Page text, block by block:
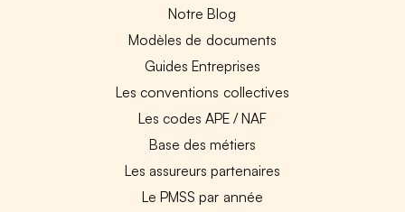
Notre Blog
Modèles de documents
Guides Entreprises
Les conventions collectives
Les codes APE / NAF
Base des métiers
Les assureurs partenaires
Le PMSS par année